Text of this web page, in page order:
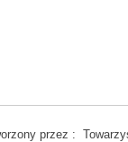
przez :